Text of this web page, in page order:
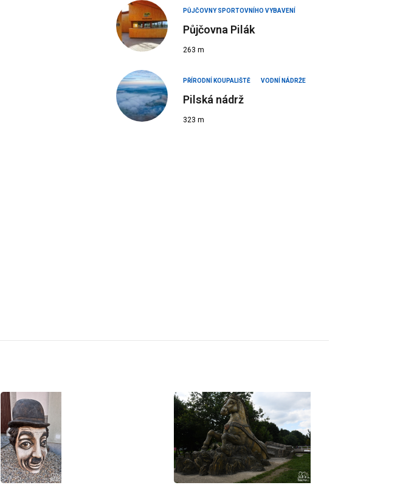
PŮJČOVNY SPORTOVNÍHO VYBAVENÍ
Půjčovna Pilák
263 m
PŘÍRODNÍ KOUPALIŠTĚ VODNÍ NÁDRŽE
Pilská nádrž
323 m